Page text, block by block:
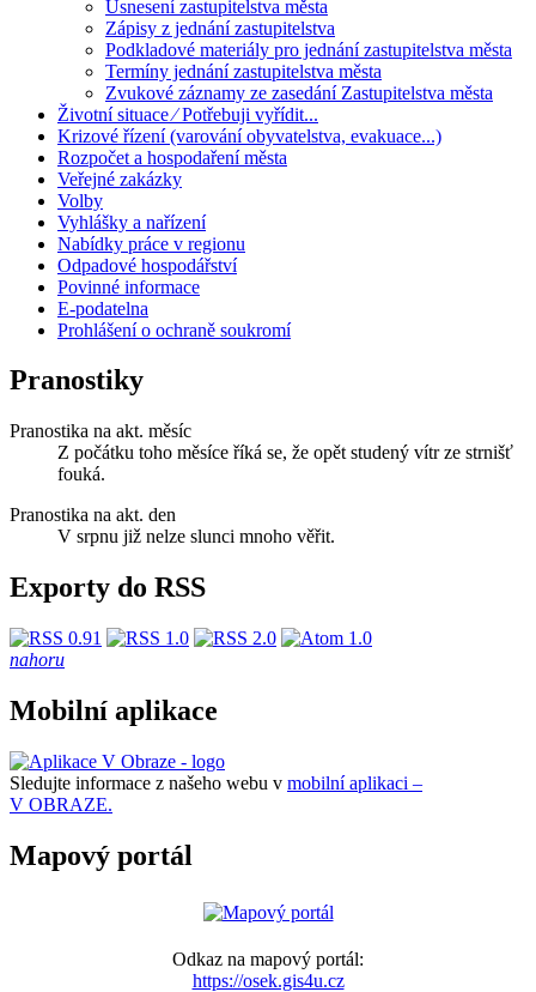
Usnesení zastupitelstva města
Zápisy z jednání zastupitelstva
Podkladové materiály pro jednání zastupitelstva města
Termíny jednání zastupitelstva města
Zvukové záznamy ze zasedání Zastupitelstva města
Životní situace ⁄ Potřebuji vyřídit...
Krizové řízení (varování obyvatelstva, evakuace...)
Rozpočet a hospodaření města
Veřejné zakázky
Volby
Vyhlášky a nařízení
Nabídky práce v regionu
Odpadové hospodářství
Povinné informace
E-podatelna
Prohlášení o ochraně soukromí
Pranostiky
Pranostika na akt. měsíc
Z počátku toho měsíce říká se, že opět studený vítr ze strnišť
fouká.
Pranostika na akt. den
V srpnu již nelze slunci mnoho věřit.
Exporty do RSS
nahoru
Mobilní aplikace
Sledujte informace z našeho webu v mobilní aplikaci –
V OBRAZE.
Mapový portál
Odkaz na mapový portál:
https://osek.gis4u.cz